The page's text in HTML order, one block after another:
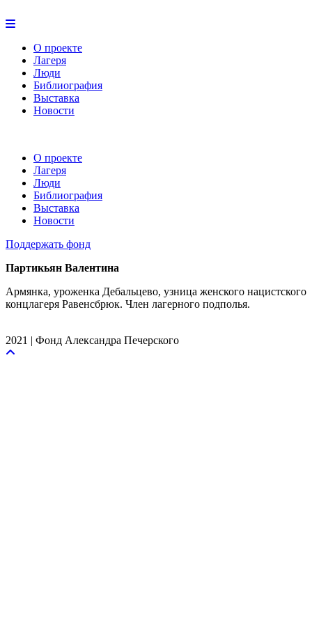
О проекте
Лагеря
Люди
Библиография
Выставка
Новости
О проекте
Лагеря
Люди
Библиография
Выставка
Новости
Поддержать фонд
Партикьян Валентина
Армянка, уроженка Дебальцево, узница женского нацистского
концлагеря Равенсбрюк. Член лагерного подполья.
2021 | Фонд Александра Печерского